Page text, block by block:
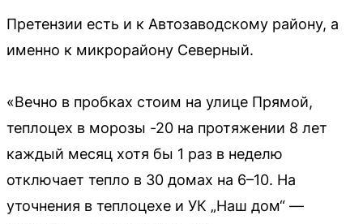
Претензии есть и к Автозаводскому району, а
именно к микрорайону Северный.
«Вечно в пробках стоим на улице Прямой,
теплоцех в морозы -20 на протяжении 8 лет
каждый месяц хотя бы 1 раз в неделю
отключает тепло в 30 домах на 6–10. На
уточнения в теплоцехе и УК „Наш дом“ —